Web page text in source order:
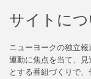
サイトにつ
ニューヨークの独立
運動に焦点を当て、
とする番組づくりで